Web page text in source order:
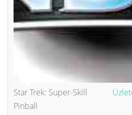
Star Trek: Super-Skill
Pinball